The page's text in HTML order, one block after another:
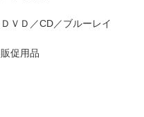
ＤＶＤ／CD／ブルーレイ
販促用品